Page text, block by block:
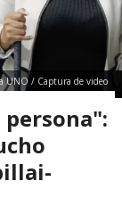
UNO / Captura de video